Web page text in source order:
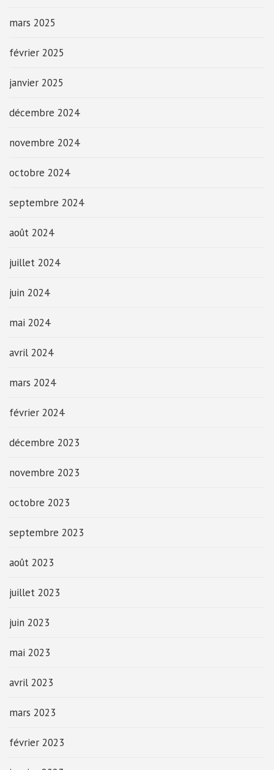
mars 2025
février 2025
janvier 2025
décembre 2024
novembre 2024
octobre 2024
septembre 2024
août 2024
juillet 2024
juin 2024
mai 2024
avril 2024
mars 2024
février 2024
décembre 2023
novembre 2023
octobre 2023
septembre 2023
août 2023
juillet 2023
juin 2023
mai 2023
avril 2023
mars 2023
février 2023